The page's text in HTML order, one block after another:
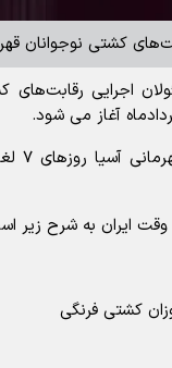
کشتی نوجوانان
اجرایی
وقت ایران به شرح زیر